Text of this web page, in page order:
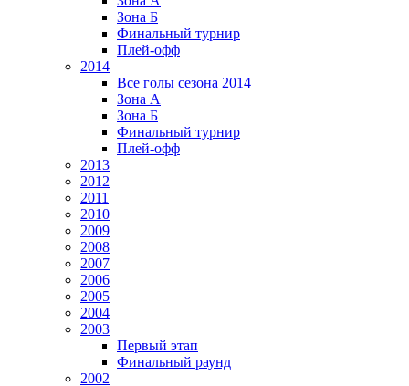
Зона Б
Финальный турнир
Плей-офф
2014
Все голы сезона 2014
Зона А
Зона Б
Финальный турнир
Плей-офф
2013
2012
2011
2010
2009
2008
2007
2006
2005
2004
2003
Первый этап
Финальный раунд
2002